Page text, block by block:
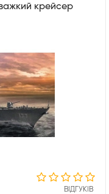
крейсер
ВІДГУКІВ